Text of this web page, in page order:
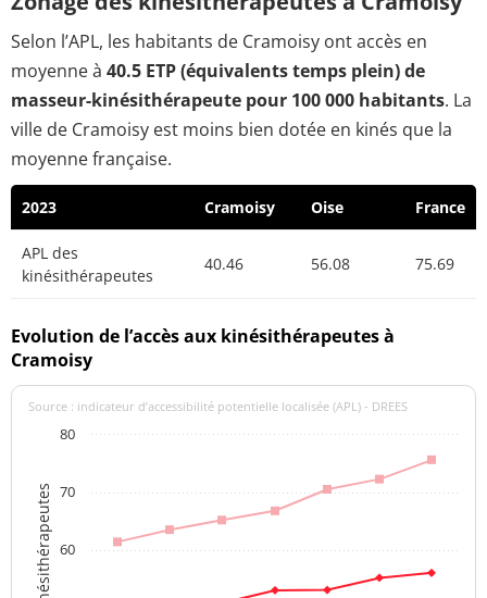
Selon l’APL, les habitants de Cramoisy ont accès en
moyenne à 40.5 ETP (équivalents temps plein) de
masseur-kinésithérapeute pour 100 000 habitants. La
ville de Cramoisy est moins bien dotée en kinés que la
moyenne française.
2023 Cramoisy Oise France
APL des
kinésithérapeutes
40.46 56.08 75.69
Evolution de l’accès aux kinésithérapeutes à
Cramoisy
Source : indicateur d’accessibilité potentielle localisée (APL) - DREES
60
70
80